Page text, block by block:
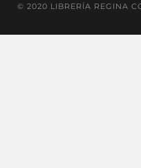
© 2020 LIBRERÍA REGINA